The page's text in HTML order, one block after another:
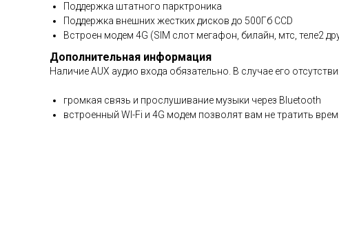
Поддержка штатного парктроника
Поддержка внешних жестких дисков до 500Гб ССD
Встроен модем 4G (SIM слот мегафон, билайн, мтс, теле2
Дополнительная информация
Наличие AUX аудио входа обязательно. В случае его
громкая связь и прослушивание музыки через Bluetooth
встроенный WI-Fi и 4G модем позволят вам не тратить